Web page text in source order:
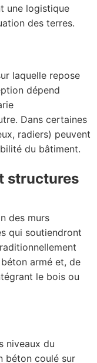
une logistique
des terres.
laquelle repose
dépend
Dans certaines
radiers) peuvent
du bâtiment.
structures
des murs
qui soutiendront
armé et, de
le bois ou
niveaux du
béton coulé sur